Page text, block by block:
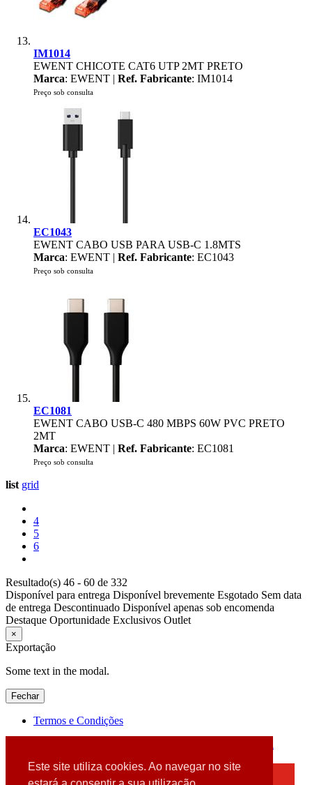
Este site utiliza cookies. Ao navegar no site
IM1014
EWENT CHICOTE CAT6 UTP 2MT PRETO
Marca: EWENT | Ref. Fabricante: IM1014
Preço sob consulta
EC1043
EWENT CABO USB PARA USB-C 1.8MTS
Marca: EWENT | Ref. Fabricante: EC1043
Preço sob consulta
EC1081
EWENT CABO USB-C 480 MBPS 60W PVC PRETO
2MT
Marca: EWENT | Ref. Fabricante: EC1081
Preço sob consulta
list grid
4
5
6
Resultado(s) 46 - 60 de 332
Disponível para entrega Disponível brevemente Esgotado Sem data
de entrega Descontinuado Disponível apenas sob encomenda
Destaque Oportunidade Exclusivos Outlet
×
Exportação
Some text in the modal.
Fechar
Termos e Condições